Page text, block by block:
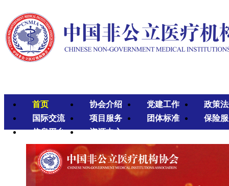
首页 协会介绍 党建工作
政策
国际交流
项目服务 团体标准
保险
信息平台
资源中心